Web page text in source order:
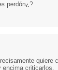
perdón¿?
quiere
encima criticarlos.